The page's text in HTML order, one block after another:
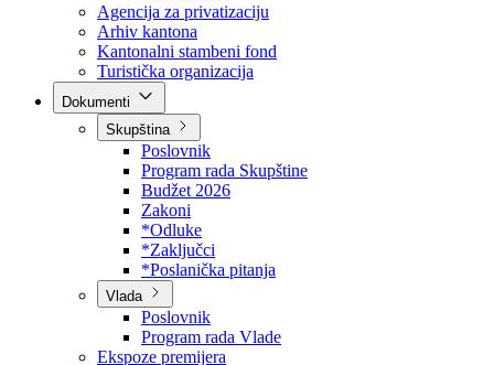
Javna preduzeća
BPK šume
RTV BPK
Agencija za privatizaciju
Arhiv kantona
Kantonalni stambeni fond
Turistička organizacija
Skupština
Poslovnik
Program rada Skupštine
Budžet 2026
Zakoni
*Odluke
*Zaključci
*Poslanička pitanja
Vlada